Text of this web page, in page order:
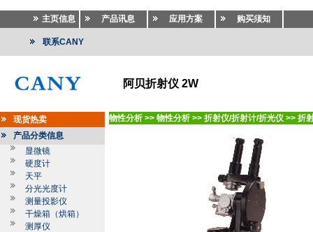
主页信息 产品讯息 应用方案 购买须知
联系CANY
阿贝折射仪 2W
现货热卖
产品分类信息
显微镜
硬度计
天平
分光光度计
测量投影仪
干燥箱（烘箱）
测厚仪
物性分析 >> 物性分析 >> 折射仪/折射计/折光仪 >> 折